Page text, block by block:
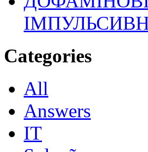
Categories
All
Answers
IT